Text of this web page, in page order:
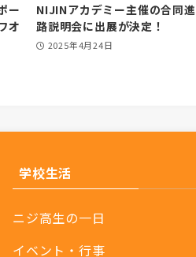
ー
オ
NIJINアカデミー主催の合同進
路説明会に出展が決定！
2025年4月24日
学校生活
ニジ高生の一日
イベント・行事